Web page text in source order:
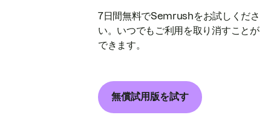
7日間無料でSemrushをお試しくださ
い。いつでもご利用を取り消すことが
できます。
無償試用版を試す